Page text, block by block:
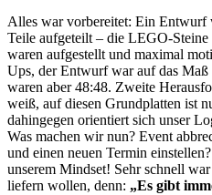
Alles war vorbereitet: Ein Entwurf
Teile aufgeteilt – die LEGO-
waren aufgestellt und maximal
Ups, der Entwurf war auf das
waren aber 48:48. Zweite
weiß, auf diesen Grundplatten ist
dahingegen orientiert sich unser
Was machen wir nun? Event
und einen neuen Termin
unserem Mindset! Sehr schnell
liefern wollen, denn: „Es gibt